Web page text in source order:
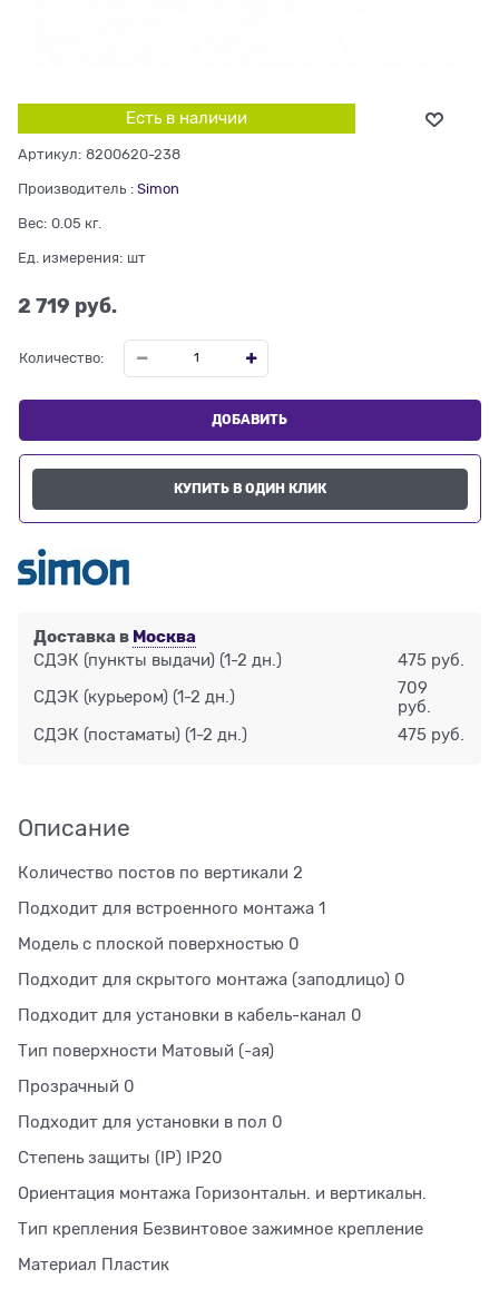
Есть в наличии
Артикул: 8200620-238
Производитель : Simon
Вес: 0.05 кг.
Ед. измерения: шт
2 719 руб.
Количество:
ДОБАВИТЬ
КУПИТЬ В ОДИН КЛИК
Доставка в Москва
СДЭК (пункты выдачи) (1-2 дн.) 475 руб.
СДЭК (курьером) (1-2 дн.)
709
руб.
СДЭК (постаматы) (1-2 дн.) 475 руб.
Описание
Количество постов по вертикали 2
Подходит для встроенного монтажа 1
Модель с плоской поверхностью 0
Подходит для скрытого монтажа (заподлицо) 0
Подходит для установки в кабель-канал 0
Тип поверхности Матовый (-ая)
Прозрачный 0
Подходит для установки в пол 0
Степень защиты (IP) IP20
Ориентация монтажа Горизонтальн. и вертикальн.
Тип крепления Безвинтовое зажимное крепление
Материал Пластик